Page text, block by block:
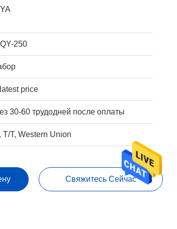
250
price
30-60 трудодней после оплаты
T/T, Western Union
Свяжитесь Сейчас